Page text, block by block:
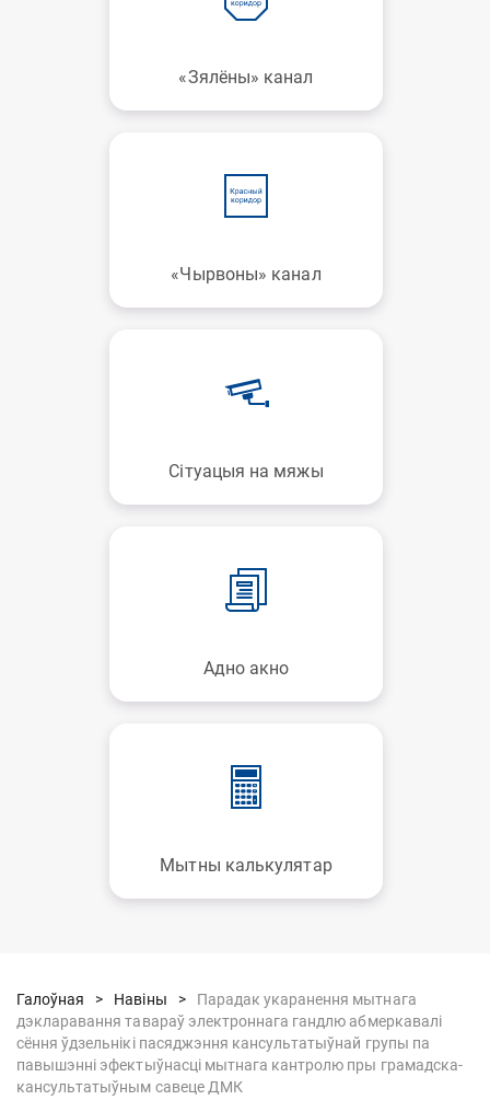
«Зялёны» канал
«Чырвоны» канал
Сітуацыя на мяжы
Адно акно
Мытны калькулятар
Галоўная > Навіны >
Парадак укаранення мытнага
дэкларавання тавараў электроннага гандлю абмеркавалі
сёння ўдзельнікі пасяджэння кансультатыўнай групы па
павышэнні эфектыўнасці мытнага кантролю пры грамадска-
кансультатыўным савеце ДМК